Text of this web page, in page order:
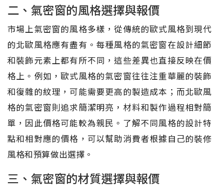
二、氣密窗的風格選擇與報價
市場上氣密窗的風格多樣，從傳統的歐式風格到現代
的北歐風格應有盡有。每種風格的氣密窗在設計細節
和裝飾元素上都有所不同，這些差異也直接反映在價
格上。例如，歐式風格的氣密窗往往注重華麗的裝飾
和復雜的紋理，可能需要更高的製造成本；而北歐風
格的氣密窗則追求簡潔明亮，材料和製作過程相對簡
單，因此價格可能較為親民。了解不同風格的設計特
點和相對應的價格，可以幫助消費者根據自己的裝修
風格和預算做出選擇。
三、氣密窗的材質選擇與報價